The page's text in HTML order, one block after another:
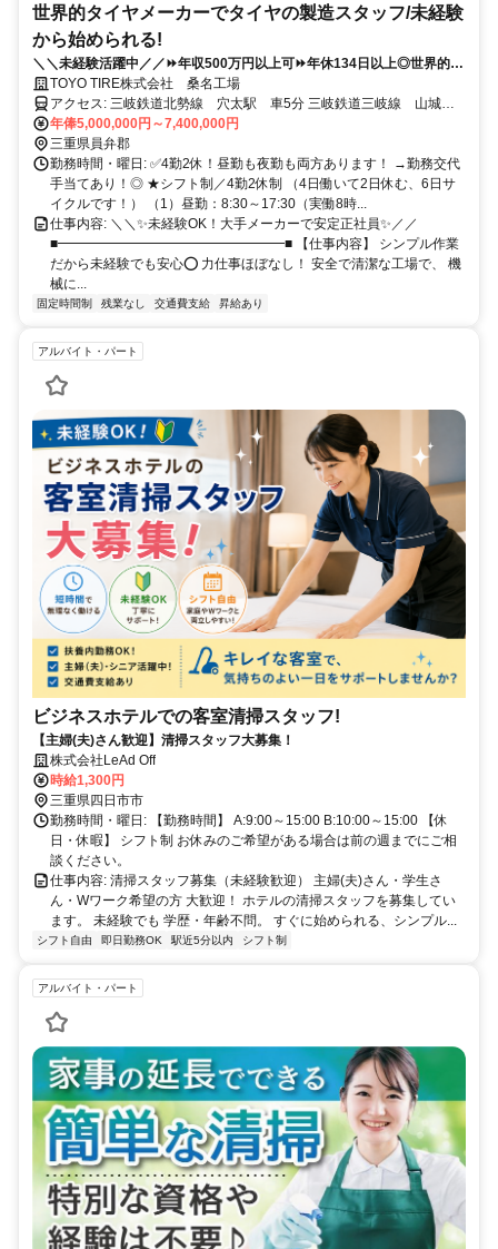
世界的タイヤメーカーでタイヤの製造スタッフ/未経験
から始められる!
＼＼未経験活躍中／／⏩年収500万円以上可⏩年休134日以上◎世界的大
手タイヤメーカーで安定勤務✨
TOYO TIRE株式会社 桑名工場
アクセス: 三岐鉄道北勢線 穴太駅 車5分 三岐鉄道三岐線 山城
駅 車5分 三岐鉄道三岐線 保々駅 車6分 ※穴太駅・山城駅より送
迎バスあり ☆車通勤可☆
年俸5,000,000円～7,400,000円
三重県員弁郡
勤務時間・曜日: ✅️4勤2休！昼勤も夜勤も両方あります！ →勤務交代
手当てあり！◎ ★シフト制／4勤2休制 （4日働いて2日休む、6日サ
イクルです！） （1）昼勤：8:30～17:30（実働8時...
仕事内容: ＼＼✨未経験OK！大手メーカーで安定正社員✨／／
■━━━━━━━━━━━━━━━━━■ 【仕事内容】 シンプル作業
だから未経験でも安心⭕ 力仕事ほぼなし！ 安全で清潔な工場で、 機
械に...
固定時間制 残業なし 交通費支給 昇給あり
アルバイト・パート
ビジネスホテルでの客室清掃スタッフ!
【主婦(夫)さん歓迎】清掃スタッフ大募集！
株式会社LeAd Off
時給1,300円
三重県四日市市
勤務時間・曜日: 【勤務時間】 A:9:00～15:00 B:10:00～15:00 【休
日・休暇】 シフト制 お休みのご希望がある場合は前の週までにご相
談ください。
仕事内容: 清掃スタッフ募集（未経験歓迎） 主婦(夫)さん・学生さ
ん・Wワーク希望の方 大歓迎！ ホテルの清掃スタッフを募集してい
ます。 未経験でも 学歴・年齢不問。 すぐに始められる、シンプル...
シフト自由 即日勤務OK 駅近5分以内 シフト制
アルバイト・パート